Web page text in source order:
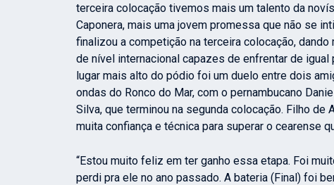
terceira colocação tivemos mais um talento da
Caponera, mais uma jovem promessa que não se
finalizou a competição na terceira colocação,
de nível internacional capazes de enfrentar de
lugar mais alto do pódio foi um duelo entre dois
ondas do Ronco do Mar, com o pernambucano
Silva, que terminou na segunda colocação. Filho
muita confiança e técnica para superar o cearense
“Estou muito feliz em ter ganho essa etapa. Foi
perdi pra ele no ano passado. A bateria (Final) foi